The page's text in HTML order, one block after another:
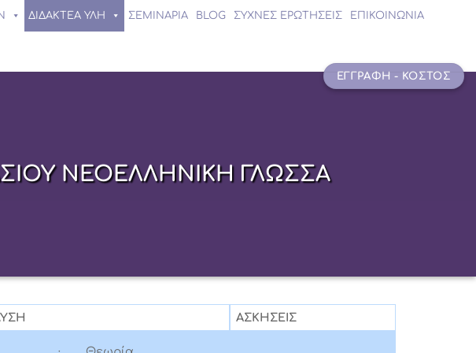
ΔΙΔΑΚΤΕΑ ΥΛΗ ΣΕΜΙΝΑΡΙΑ BLOG ΣΥΧΝΕΣ ΕΡΩΤΗΣΕΙΣ ΕΠΙΚΟΙΝΩΝΙΑ
ΕΓΓΡΑΦΗ - ΚΟΣΤΟΣ
ΝΕΟΕΛΛΗΝΙΚΗ ΓΛΩΣΣΑ
ΑΣΚΗΣΕΙΣ